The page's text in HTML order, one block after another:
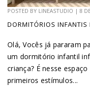
POSTED BY LINEASTUDIO | 8
DORMITÓRIOS
Olá, Vocês já pararam
um dormitório infantil
criança? É nesse
primeiros estímulos...